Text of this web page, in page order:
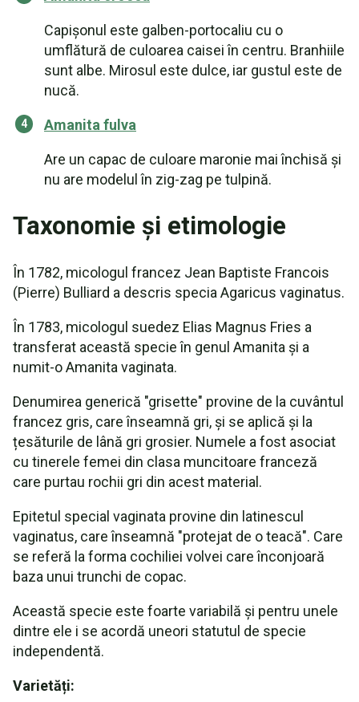
Capișonul este galben-portocaliu cu o
umflătură de culoarea caisei în centru. Branhiile
sunt albe. Mirosul este dulce, iar gustul este de
nucă.
Amanita fulva
Are un capac de culoare maronie mai închisă și
nu are modelul în zig-zag pe tulpină.
Taxonomie și etimologie
În 1782, micologul francez Jean Baptiste Francois
(Pierre) Bulliard a descris specia Agaricus vaginatus.
În 1783, micologul suedez Elias Magnus Fries a
transferat această specie în genul Amanita și a
numit-o Amanita vaginata.
Denumirea generică "grisette" provine de la cuvântul
francez gris, care înseamnă gri, și se aplică și la
țesăturile de lână gri grosier. Numele a fost asociat
cu tinerele femei din clasa muncitoare franceză
care purtau rochii gri din acest material.
Epitetul special vaginata provine din latinescul
vaginatus, care înseamnă "protejat de o teacă". Care
se referă la forma cochiliei volvei care înconjoară
baza unui trunchi de copac.
Această specie este foarte variabilă și pentru unele
dintre ele i se acordă uneori statutul de specie
independentă.
Varietăți: